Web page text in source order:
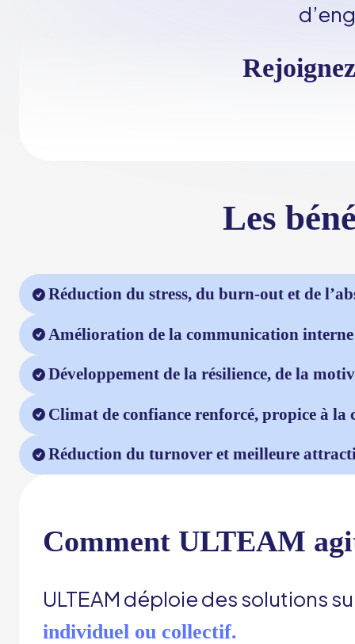
Les
Réduction du stress, du burn-out et de
Amélioration de la communication interne
Développement de la résilience, de la
Climat de confiance renforcé, propice à la
Réduction du turnover et meilleure
Comment ULTEAM
ULTEAM déploie des solutions
individuel ou collectif.